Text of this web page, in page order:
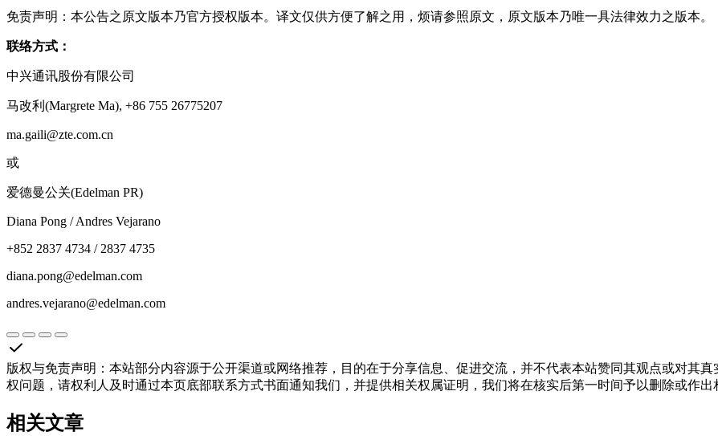
免责声明：本公告之原文版本乃官方授权版本。译文仅供方便了解之用，烦请参照原文，原文版本乃唯一具法律效力之版本。
联络方式：
中兴通讯股份有限公司
马改利(Margrete Ma), +86 755 26775207
ma.gaili@zte.com.cn
或
爱德曼公关(Edelman PR)
Diana Pong / Andres Vejarano
+852 2837 4734 / 2837 4735
diana.pong@edelman.com
andres.vejarano@edelman.com
版权与免责声明 ： 本站部分内容源于公开渠道或网络推荐，目的在于分享信息、促进交流，并不代表本站赞同其观点或对其
权问题，请权利人及时通过本页底部联系方式书面通知我们，并提供相关权属证明，我们将在核实后第一时间予以删除或作出
相关文章